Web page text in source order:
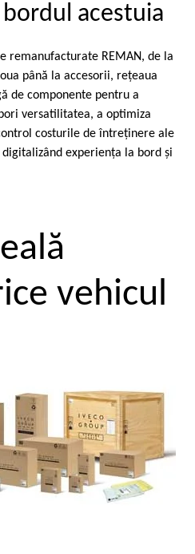
acestuia
remanufacturate REMAN, de la
până la accesorii, reţeaua
de componente pentru a
versatilitatea, a optimiza
costurile de întreţinere ale
experienţa la bord şi
vehicul